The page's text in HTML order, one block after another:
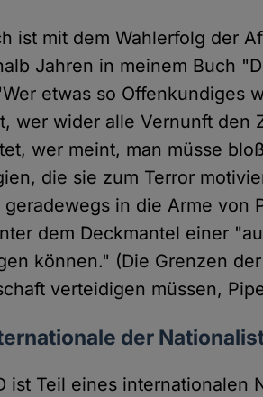
ist mit dem Wahlerfolg der
Jahren in meinem Buch
etwas so Offenkundiges
wer wider alle Vernunft den
wer meint, man müsse
die sie zum Terror
geradewegs in die Arme von
dem Deckmantel einer
können." (Die Grenzen
verteidigen müssen,
der
ist Teil eines internationalen